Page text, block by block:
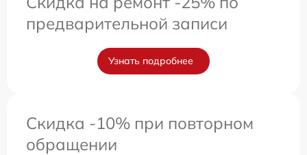
предварительной записи
Узнать подробнее
Скидка -10% при повторном
обращении